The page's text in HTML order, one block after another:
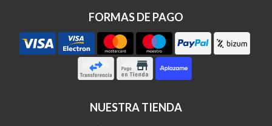
FORMAS DE PAGO
NUESTRA TIENDA